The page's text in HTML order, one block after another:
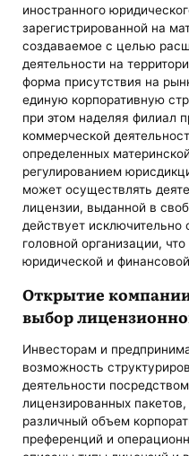
иностранного
зарегистрированной на
создаваемое с целью
деятельности на
форма присутствия на
единую корпоративную
при этом наделяя филиал
коммерческой
определенных
регулированием
может осуществлять
лицензии, выданной в
действует исключительно
головной организации,
юридической и
Открытие
выбор
Инвесторам и
возможность
деятельности
лицензированных
различный объем
преференций и